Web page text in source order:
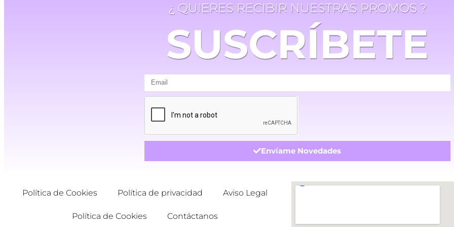
¿ QUIERES RECIBIR NUESTRAS PROMOS ?
SUSCRÍBETE
Envíame Novedades
Política de Cookies Política de privacidad Aviso Legal
Política de Cookies Contáctanos